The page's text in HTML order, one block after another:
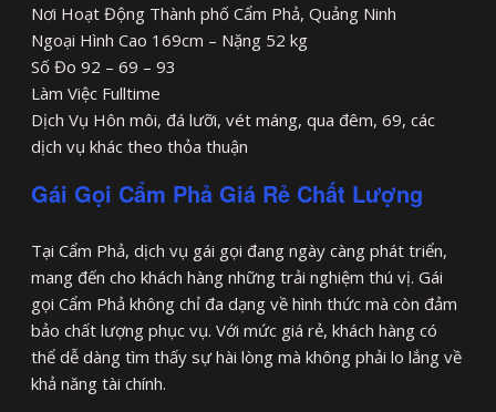
Nơi Hoạt Động Thành phố Cẩm Phả, Quảng Ninh
Ngoại Hình Cao 169cm – Nặng 52 kg
Số Đo 92 – 69 – 93
Làm Việc Fulltime
Dịch Vụ Hôn môi, đá lưỡi, vét máng, qua đêm, 69, các
dịch vụ khác theo thỏa thuận
Gái Gọi Cẩm Phả Giá Rẻ Chất Lượng
Tại Cẩm Phả, dịch vụ gái gọi đang ngày càng phát triển,
mang đến cho khách hàng những trải nghiệm thú vị. Gái
gọi Cẩm Phả không chỉ đa dạng về hình thức mà còn đảm
bảo chất lượng phục vụ. Với mức giá rẻ, khách hàng có
thể dễ dàng tìm thấy sự hài lòng mà không phải lo lắng về
khả năng tài chính.